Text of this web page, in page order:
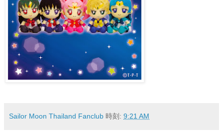
Sailor Moon Thailand Fanclub 時刻: 9:21 AM